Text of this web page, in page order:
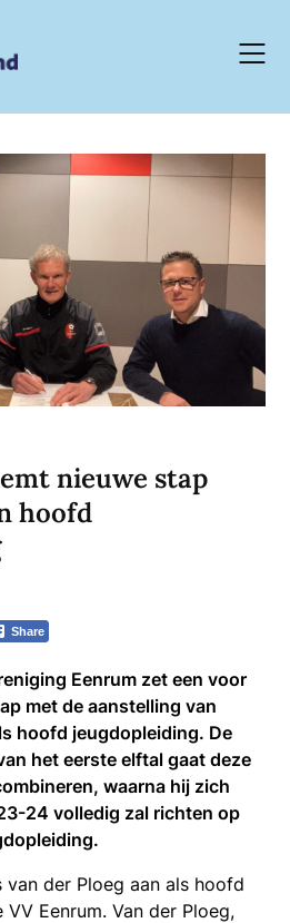
nieuwe stap
hoofd
Share
Eenrum zet een voor
met de aanstelling van
hoofd jeugdopleiding. De
het eerste elftal gaat deze
waarna hij zich
24 volledig zal richten op
van der Ploeg aan als hoofd
Eenrum. Van der Ploeg,